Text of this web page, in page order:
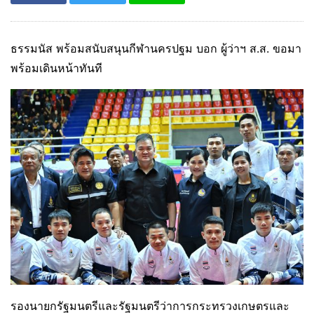
ธรรมนัส พร้อมสนับสนุนกีฬานครปฐม บอก ผู้ว่าฯ ส.ส. ขอมา
พร้อมเดินหน้าทันที
รองนายกรัฐมนตรีและรัฐมนตรีว่าการกระทรวงเกษตรและ